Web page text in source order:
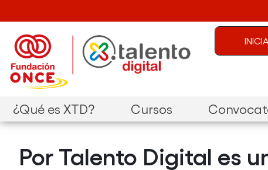
Menú de
Navegación principal
¿Qué es XTD? Cursos
Por Talento Digital es